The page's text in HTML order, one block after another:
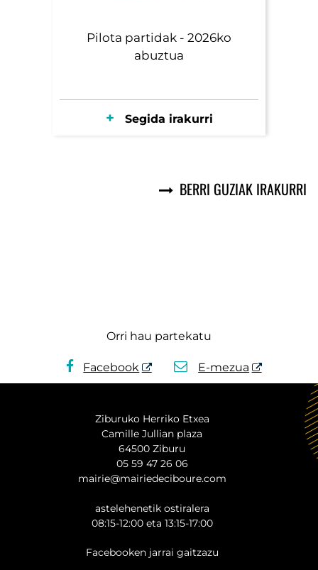
Pilota partidak - 2026ko
abuztua
Segida irakurri
BERRI GUZIAK IRAKURRI
Orri hau partekatu
Facebook E-mezua
Ziburuko Herriko Etxea
Camille Jullian plaza
64500 Ziburu
05 59 47 26 06
mairie@mairiedeciboure.com
astelehenetik ostiralera
08:15-12:00 eta 13:15-17:00
Facebooken jarrai gaitzazu